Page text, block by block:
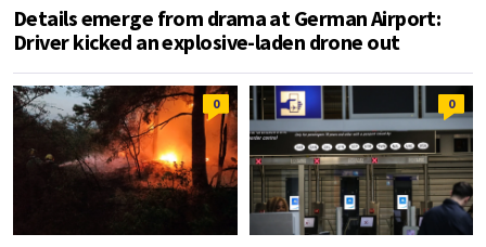
Details emerge from drama at German Airport:
Driver kicked an explosive-laden drone out
0 0